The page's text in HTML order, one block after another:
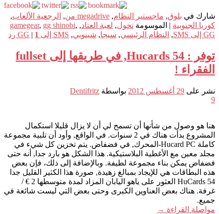
شارك في بلوق, ماجستير النظام, megadrive من , الرجعية الألعاب,
كوريا الجنوبية | الموسومة تحول, لعبة العتاد,
gamegear, gg shinobi,
GG إلى SMS
, النظام الرئيسي, سيجا, شينوبي, SMS إلى GG | 1 رد
توفر : 54 Hucards, في طريقها إلى fullset
الفقراء !
نشر على 29 أغسطس 2012 بواسطة Dentifritz
9
هنا هو وصول من شأنها أن تسمح لي أن لا يزال قليلا استكمال
المشروع بدأت هناك في 2 سنوات. في الواقع, وأود أن تلبية مجموعة
كاملة Hucard PC-المحرك, في فضفاض. يتم تخزين كل شيء في
مجلد معين مع الأغطية البلاستيكية. هذا الشكل هو بارد جدا, أنه حتى
فضفاض يمكن بناء مجموعة لطيفة. وبالإضافة إلى ذلك، فإن بعض
هذه البطاقات هي للإيجاد بمبالغ زهيدة, صورة هذا الكثير القليل جدا
54 HuCards العثور على ياهو اليابان المزاد لمدة متوسطها 2 € /
غرفة. هناك بعض العناوين الكبرى وحتى بعض التي ليست شائعة في
جميع.
مواصلة القراءة →